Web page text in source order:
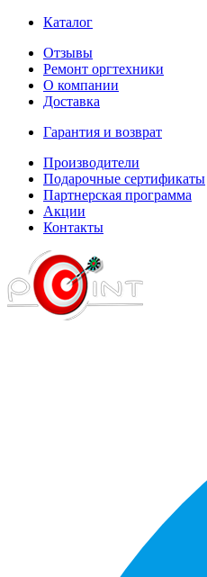
Каталог
Отзывы
Ремонт оргтехники
О компании
Доставка
Гарантия и возврат
Производители
Подарочные сертификаты
Партнерская программа
Акции
Контакты